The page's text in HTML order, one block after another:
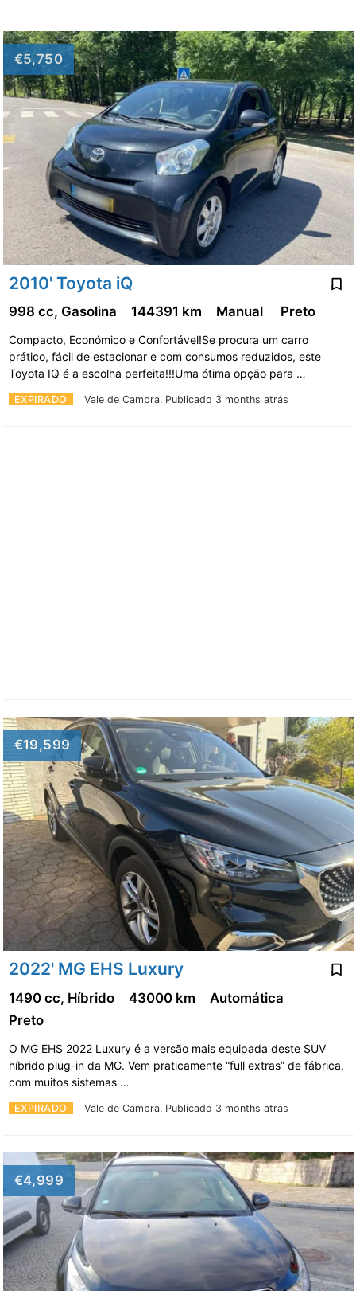
€5,750
2010' Toyota iQ
EXPIRADO Vale de Cambra. Publicado 3 months atrás
998 cc, Gasolina 144391 km Manual Preto
Compacto, Económico e Confortável!Se procura um carro
prático, fácil de estacionar e com consumos reduzidos, este
Toyota IQ é a escolha perfeita!!!Uma ótima opção para …
€19,599
2022' MG EHS Luxury
EXPIRADO Vale de Cambra. Publicado 3 months atrás
1490 cc, Híbrido 43000 km
Automática
Preto
O MG EHS 2022 Luxury é a versão mais equipada deste SUV
híbrido plug-in da MG. Vem praticamente “full extras” de fábrica,
com muitos sistemas …
€4,999